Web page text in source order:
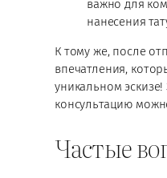
важно для
нанесения
К тому же, после
впечатления,
уникальном эскизе!
консультацию
Частые